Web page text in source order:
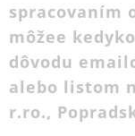
spracovaním
môžee
dôvodu
alebo listom
r.ro.,